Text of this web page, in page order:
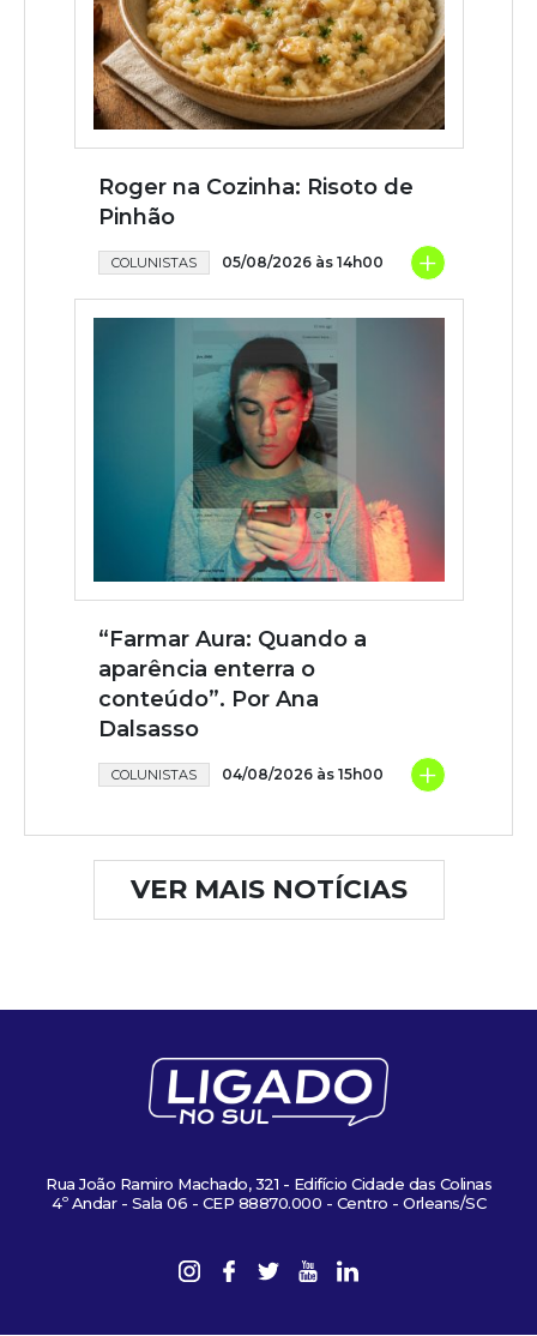
Roger na Cozinha: Risoto de
Pinhão
COLUNISTAS 05/08/2026 às 14h00 +
“Farmar Aura: Quando a
aparência enterra o
conteúdo”. Por Ana
Dalsasso
COLUNISTAS 04/08/2026 às 15h00 +
VER MAIS NOTÍCIAS
Rua João Ramiro Machado, 321 - Edifício Cidade das Colinas
4º Andar - Sala 06 - CEP 88870.000 - Centro - Orleans/SC